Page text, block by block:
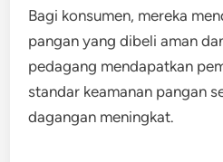
Bagi konsumen, mereka
pangan yang dibeli aman
pedagang mendapatkan
standar keamanan pangan
dagangan meningkat.